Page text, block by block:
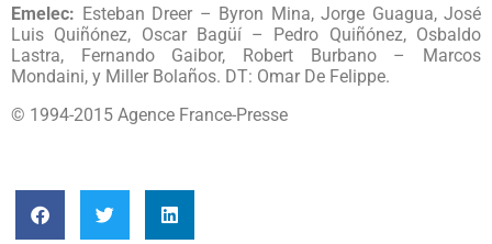
Emelec: Esteban Dreer – Byron Mina, Jorge Guagua, José
Luis Quiñónez, Oscar Bagüí – Pedro Quiñónez, Osbaldo
Lastra, Fernando Gaibor, Robert Burbano – Marcos
Mondaini, y Miller Bolaños. DT: Omar De Felippe.
© 1994-2015 Agence France-Presse